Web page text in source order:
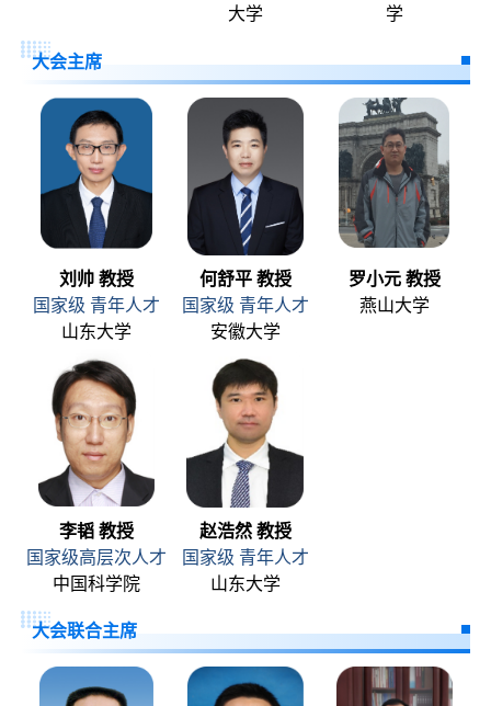
大学
学
大会主席
刘帅 教授
国家级 青年人才
山东大学
何舒平 教授
国家级 青年人才
安徽大学
罗小元 教授
燕山大学
李韬 教授
国家级高层次人才
中国科学院
赵浩然 教授
国家级 青年人才
山东大学
大会联合主席